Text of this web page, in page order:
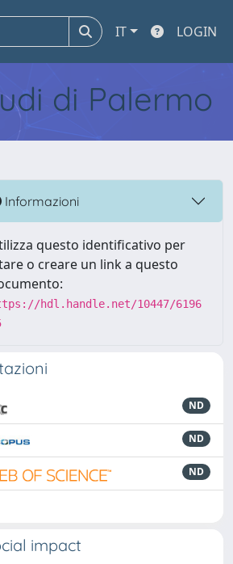
IT LOGIN
di Palermo
Informazioni
questo identificativo per
o creare un link a questo
hdl.handle.net/10447/6196
ND
ND
ND
impact